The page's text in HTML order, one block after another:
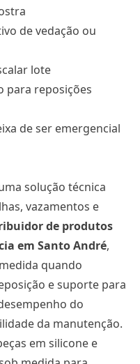
de vedação ou
lote
para reposições
de ser emergencial
solução técnica
vazamentos e
de produtos
em Santo André,
quando
e suporte para
do
da manutenção.
em silicone e